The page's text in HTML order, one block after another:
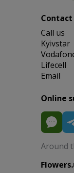
Сall us
Kyivstar
Lifecell
Email
Online
Around